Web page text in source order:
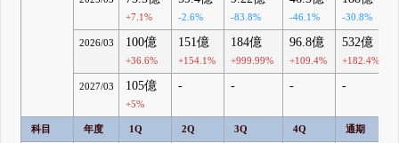
+7.1% -2.6% -83.8% -46.1% -30.8%
2026/03 100億
+36.6%
151億
+154.1%
184億
+999.99%
96.8億
+109.4%
532億
+182.4%
2027/03 105億
+5%
- - - -
科目 年度 1Q 2Q 3Q 4Q 通期